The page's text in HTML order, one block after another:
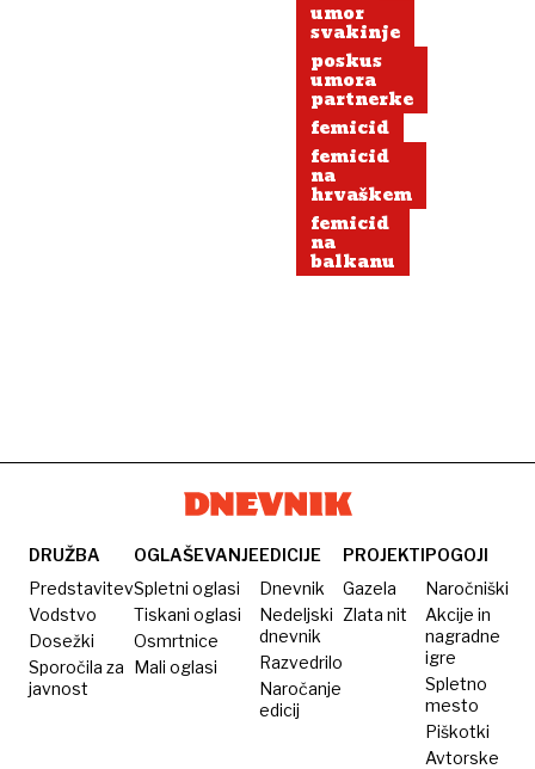
Sloveniji
umor
svakinje
poskus
umora
partnerke
femicid
femicid
na
hrvaškem
femicid
na
balkanu
DRUŽBA
Predstavitev
Vodstvo
Dosežki
Sporočila za
javnost
OGLAŠEVANJE
Spletni oglasi
Tiskani oglasi
Osmrtnice
Mali oglasi
EDICIJE
Dnevnik
Nedeljski
dnevnik
Razvedrilo
Naročanje
edicij
PROJEKTI
Gazela
Zlata nit
POGOJI
Naročniški
Akcije in
nagradne
igre
Spletno
mesto
Piškotki
Avtorske